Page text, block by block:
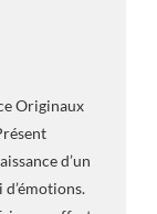
Originaux
d’un